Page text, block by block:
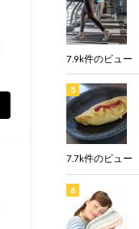
7.9k件のビュー
7.7k件のビュー